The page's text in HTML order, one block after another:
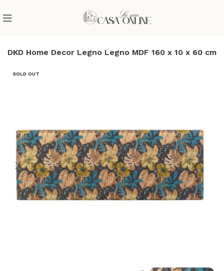
Home Decor Legno Legno MDF 160 x 10 x 60 cm
SOLD OUT